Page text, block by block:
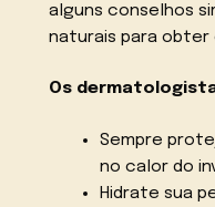
alguns conselhos
naturais para
Os
Sempre
no calor do
Hidrate sua